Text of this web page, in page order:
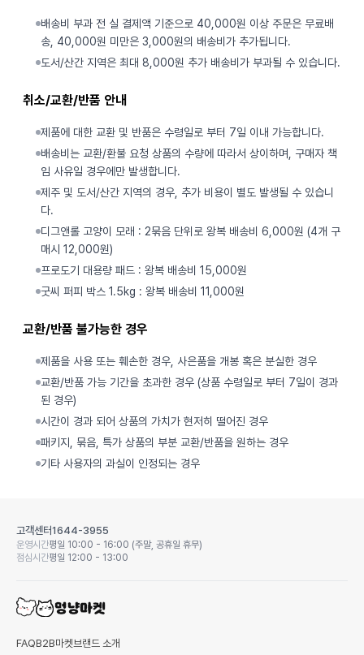
배송비 부과 전 실 결제액 기준으로 40,000원 이상 주문은 무료배
송, 40,000원 미만은 3,000원의 배송비가 추가됩니다.
도서/산간 지역은 최대 8,000원 추가 배송비가 부과될 수 있습니다.
취소/교환/반품 안내
제품에 대한 교환 및 반품은 수령일로 부터 7일 이내 가능합니다.
배송비는 교환/환불 요청 상품의 수량에 따라서 상이하며, 구매자 책
임 사유일 경우에만 발생합니다.
제주 및 도서/산간 지역의 경우, 추가 비용이 별도 발생될 수 있습니
다.
디그앤롤 고양이 모래 : 2묶음 단위로 왕복 배송비 6,000원 (4개 구
매시 12,000원)
프로도기 대용량 패드 : 왕복 배송비 15,000원
굿씨 퍼피 박스 1.5kg : 왕복 배송비 11,000원
교환/반품 불가능한 경우
제품을 사용 또는 훼손한 경우, 사은품을 개봉 혹은 분실한 경우
교환/반품 가능 기간을 초과한 경우 (상품 수령일로 부터 7일이 경과
된 경우)
시간이 경과 되어 상품의 가치가 현저히 떨어진 경우
패키지, 묶음, 특가 상품의 부분 교환/반품을 원하는 경우
기타 사용자의 과실이 인정되는 경우
고객센터1644-3955
운영시간평일 10:00 - 16:00 (주말, 공휴일 휴무)
점심시간평일 12:00 - 13:00
FAQB2B마켓 브랜드 소개